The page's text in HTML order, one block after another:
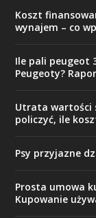
Koszt
wynajem – co
Ile pali peugeot
Peugeoty?
Utrata wartości
policzyć, ile
Psy przyjazne
Prosta umowa
Kupowanie